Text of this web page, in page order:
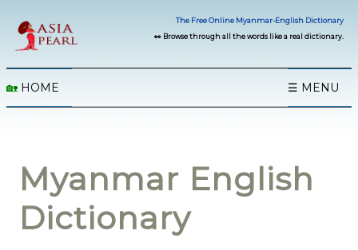
The Free Online Myanmar-English Dictionary
👀 Browse through all the words like a real dictionary.
🏡 HOME ☰ MENU
Myanmar English
Dictionary